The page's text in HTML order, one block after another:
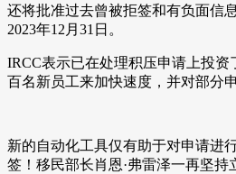
还将批准过去曾被拒签和有负面信
2023年12月31日。
IRCC表示已在处理积压申请上投资
百名新员工来加快速度，并对部分
新的自动化工具仅有助于对申请进
签！移民部长肖恩·弗雷泽一再坚持